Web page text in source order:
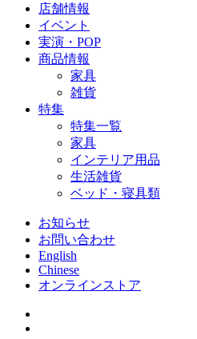
店舗情報
イベント
実演・POP
商品情報
家具
雑貨
特集
特集一覧
家具
インテリア用品
生活雑貨
ベッド・寝具類
お知らせ
お問い合わせ
English
Chinese
オンラインストア